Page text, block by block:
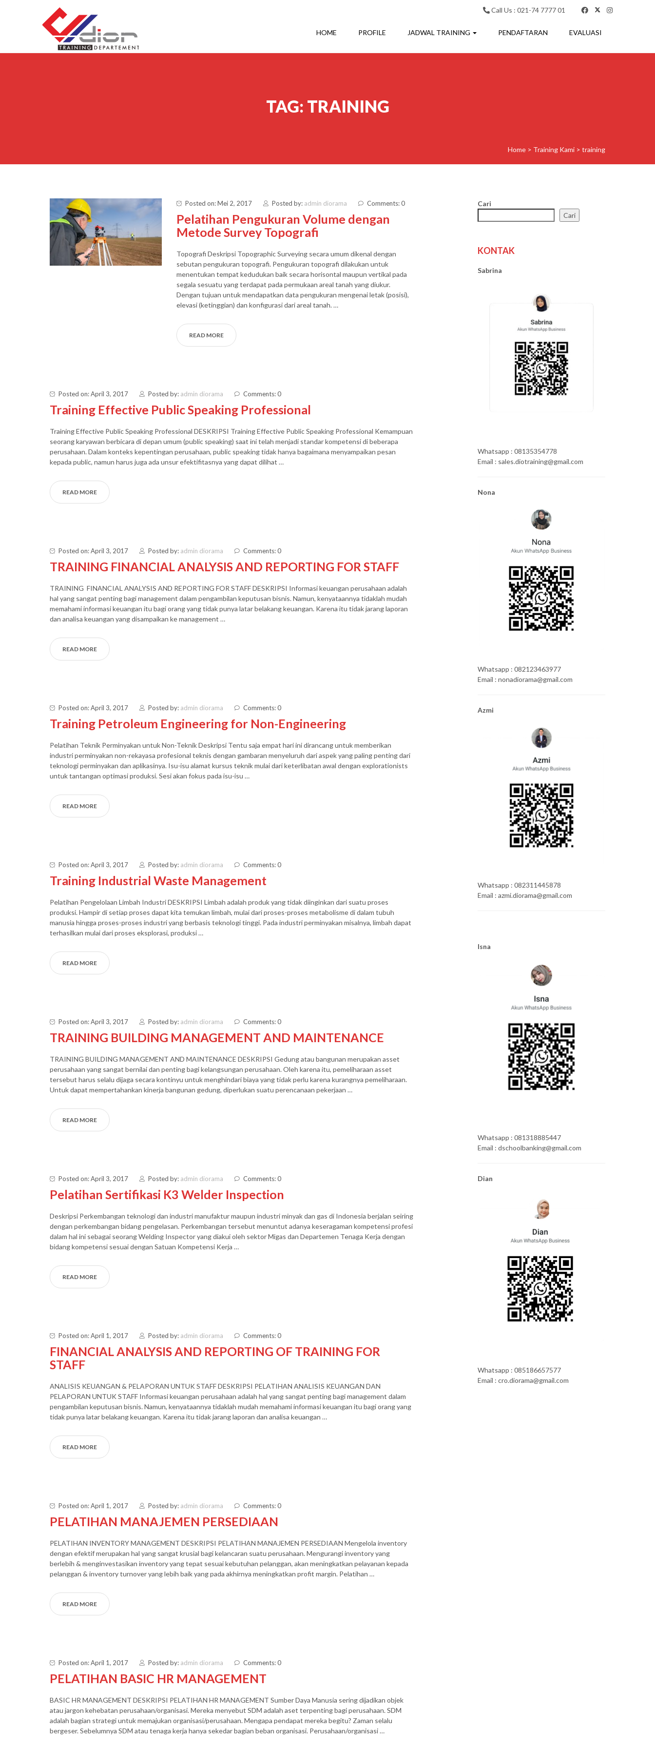
Call Us : 021-74 7777 01
HOME PROFILE JADWAL TRAINING PENDAFTARAN EVALUASI
TAG: TRAINING
Home > Training Kami > training
Posted on: Mei 2, 2017 Posted by: admin diorama Comments: 0
Pelatihan Pengukuran Volume dengan
Metode Survey Topografi
Topografi Deskripsi Topographic Surveying secara umum dikenal dengan
sebutan pengukuran topografi. Pengukuran topografi dilakukan untuk
menentukan tempat kedudukan baik secara horisontal maupun vertikal pada
segala sesuatu yang terdapat pada permukaan areal tanah yang diukur.
Dengan tujuan untuk mendapatkan data pengukuran mengenai letak (posisi),
elevasi (ketinggian) dan konfigurasi dari areal tanah. …
READ MORE
Posted on: April 3, 2017 Posted by: admin diorama Comments: 0
Training Effective Public Speaking Professional
Training Effective Public Speaking Professional DESKRIPSI Training Effective Public Speaking Professional Kemampuan
seorang karyawan berbicara di depan umum (public speaking) saat ini telah menjadi standar kompetensi di beberapa
perusahaan. Dalam konteks kepentingan perusahaan, public speaking tidak hanya bagaimana menyampaikan pesan
kepada public, namun harus juga ada unsur efektifitasnya yang dapat dilihat …
READ MORE
Posted on: April 3, 2017 Posted by: admin diorama Comments: 0
TRAINING FINANCIAL ANALYSIS AND REPORTING FOR STAFF
TRAINING FINANCIAL ANALYSIS AND REPORTING FOR STAFF DESKRIPSI Informasi keuangan perusahaan adalah
hal yang sangat penting bagi management dalam pengambilan keputusan bisnis. Namun, kenyataannya tidaklah mudah
memahami informasi keuangan itu bagi orang yang tidak punya latar belakang keuangan. Karena itu tidak jarang laporan
dan analisa keuangan yang disampaikan ke management …
READ MORE
Posted on: April 3, 2017 Posted by: admin diorama Comments: 0
Training Petroleum Engineering for Non-Engineering
Pelatihan Teknik Perminyakan untuk Non-Teknik Deskripsi Tentu saja empat hari ini dirancang untuk memberikan
industri perminyakan non-rekayasa profesional teknis dengan gambaran menyeluruh dari aspek yang paling penting dari
teknologi perminyakan dan aplikasinya. Isu-isu alamat kursus teknik mulai dari keterlibatan awal dengan explorationists
untuk tantangan optimasi produksi. Sesi akan fokus pada isu-isu …
READ MORE
Posted on: April 3, 2017 Posted by: admin diorama Comments: 0
Training Industrial Waste Management
Pelatihan Pengelolaan Limbah Industri DESKRIPSI Limbah adalah produk yang tidak diinginkan dari suatu proses
produksi. Hampir di setiap proses dapat kita temukan limbah, mulai dari proses-proses metabolisme di dalam tubuh
manusia hingga proses-proses industri yang berbasis teknologi tinggi. Pada industri perminyakan misalnya, limbah dapat
terhasilkan mulai dari proses eksplorasi, produksi …
READ MORE
Posted on: April 3, 2017 Posted by: admin diorama Comments: 0
TRAINING BUILDING MANAGEMENT AND MAINTENANCE
TRAINING BUILDING MANAGEMENT AND MAINTENANCE DESKRIPSI Gedung atau bangunan merupakan asset
perusahaan yang sangat bernilai dan penting bagi kelangsungan perusahaan. Oleh karena itu, pemeliharaan asset
tersebut harus selalu dijaga secara kontinyu untuk menghindari biaya yang tidak perlu karena kurangnya pemeliharaan.
Untuk dapat mempertahankan kinerja bangunan gedung, diperlukan suatu perencanaan pekerjaan …
READ MORE
Posted on: April 3, 2017 Posted by: admin diorama Comments: 0
Pelatihan Sertifikasi K3 Welder Inspection
Deskripsi Perkembangan teknologi dan industri manufaktur maupun industri minyak dan gas di Indonesia berjalan seiring
dengan perkembangan bidang pengelasan. Perkembangan tersebut menuntut adanya keseragaman kompetensi profesi
dalam hal ini sebagai seorang Welding Inspector yang diakui oleh sektor Migas dan Departemen Tenaga Kerja dengan
bidang kompetensi sesuai dengan Satuan Kompetensi Kerja …
READ MORE
Posted on: April 1, 2017 Posted by: admin diorama Comments: 0
FINANCIAL ANALYSIS AND REPORTING OF TRAINING FOR
STAFF
ANALISIS KEUANGAN & PELAPORAN UNTUK STAFF DESKRIPSI PELATIHAN ANALISIS KEUANGAN DAN
PELAPORAN UNTUK STAFF Informasi keuangan perusahaan adalah hal yang sangat penting bagi management dalam
pengambilan keputusan bisnis. Namun, kenyataannya tidaklah mudah memahami informasi keuangan itu bagi orang yang
tidak punya latar belakang keuangan. Karena itu tidak jarang laporan dan analisa keuangan …
READ MORE
Posted on: April 1, 2017 Posted by: admin diorama Comments: 0
PELATIHAN MANAJEMEN PERSEDIAAN
PELATIHAN INVENTORY MANAGEMENT DESKRIPSI PELATIHAN MANAJEMEN PERSEDIAAN Mengelola inventory
dengan efektif merupakan hal yang sangat krusial bagi kelancaran suatu perusahaan. Mengurangi inventory yang
berlebih & menginvestasikan inventory yang tepat sesuai kebutuhan pelanggan, akan meningkatkan pelayanan kepada
pelanggan & inventory turnover yang lebih baik yang pada akhirnya meningkatkan profit margin. Pelatihan …
READ MORE
Posted on: April 1, 2017 Posted by: admin diorama Comments: 0
PELATIHAN BASIC HR MANAGEMENT
BASIC HR MANAGEMENT DESKRIPSI PELATIHAN HR MANAGEMENT Sumber Daya Manusia sering dijadikan objek
atau jargon kehebatan perusahaan/organisasi. Mereka menyebut SDM adalah aset terpenting bagi perusahaan. SDM
adalah bagian strategi untuk memajukan organisasi/perusahaan. Mengapa pendapat mereka begitu? Zaman selalu
bergeser. Sebelumnya SDM atau tenaga kerja hanya sekedar bagian beban organisasi. Perusahaan/organisasi …
Cari
Cari
KONTAK
Sabrina
Whatsapp : 08135354778
Email : sales.diotraining@gmail.com
Nona
Whatsapp : 082123463977
Email : nonadiorama@gmail.com
Azmi
Whatsapp : 082311445878
Email : azmi.diorama@gmail.com
Isna
Whatsapp : 081318885447
Email : dschoolbanking@gmail.com
Dian
Whatsapp : 085186657577
Email : cro.diorama@gmail.com